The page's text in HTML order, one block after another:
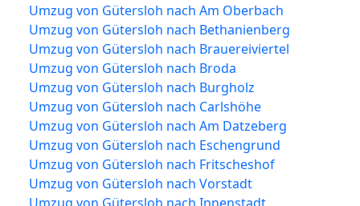
Umzug von Gütersloh nach Am Oberbach
Umzug von Gütersloh nach Bethanienberg
Umzug von Gütersloh nach Brauereiviertel
Umzug von Gütersloh nach Broda
Umzug von Gütersloh nach Burgholz
Umzug von Gütersloh nach Carlshöhe
Umzug von Gütersloh nach Am Datzeberg
Umzug von Gütersloh nach Eschengrund
Umzug von Gütersloh nach Fritscheshof
Umzug von Gütersloh nach Vorstadt
Umzug von Gütersloh nach Innenstadt